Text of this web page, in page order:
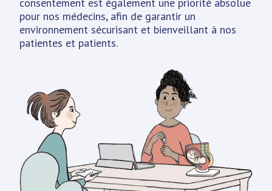
pour nos médecins, afin de garantir un
environnement sécurisant et bienveillant à nos
patientes et patients.